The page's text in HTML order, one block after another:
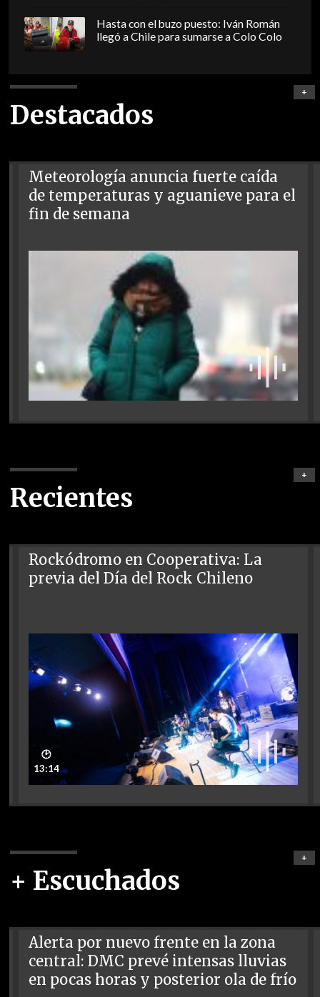
Hasta con el buzo puesto: Iván Román
llegó a Chile para sumarse a Colo Colo
Destacados
+
Meteorología anuncia fuerte caída
de temperaturas y aguanieve para el
fin de semana
Recientes
+
Rockódromo en Cooperativa: La
previa del Día del Rock Chileno
🕑
13:14
+ Escuchados
+
Alerta por nuevo frente en la zona
central: DMC prevé intensas lluvias
en pocas horas y posterior ola de frío